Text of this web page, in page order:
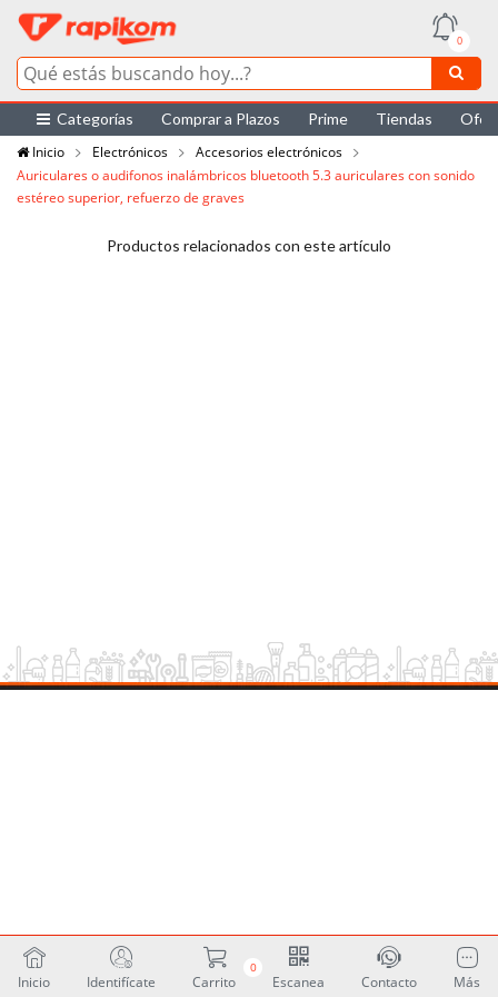
0
Categorías Comprar a Plazos Prime Tiendas
Inicio
Electrónicos
Accesorios electrónicos
Auriculares o audifonos inalámbricos bluetooth 5.3 auriculares con sonido
estéreo superior, refuerzo de graves
Productos relacionados con este artículo
Inicio Identifícate
0
Carrito Escanea Contacto Más